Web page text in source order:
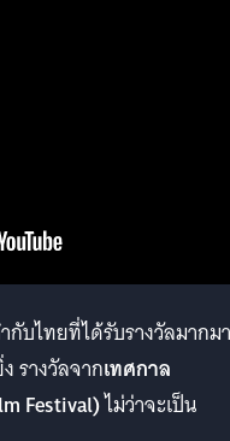
กับไทยที่ได้รับรางวัลมากม
รางวัลจากเทศกาล
Festival)ไม่ว่าจะเป็น